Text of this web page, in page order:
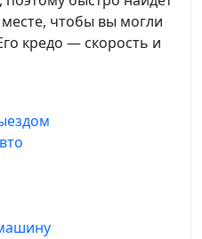
чтобы вы могли
кредо — скорость и